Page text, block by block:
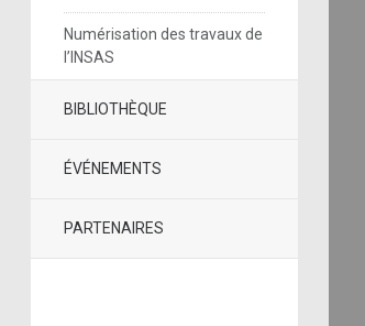
Numérisation des travaux de
l’INSAS
BIBLIOTHÈQUE
ÉVÉNEMENTS
PARTENAIRES